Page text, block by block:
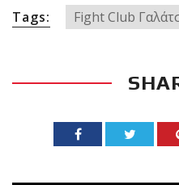
Tags: Fight Club